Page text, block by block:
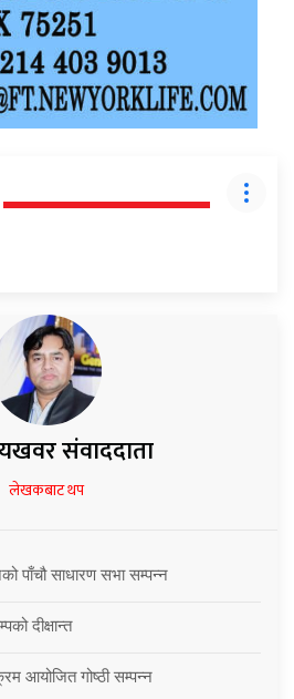
संवाददाता
लेखकबाट थप
पाँचौ साधारण सभा सम्पन्न
दीक्षान्त
आयोजित गोष्ठी सम्पन्न